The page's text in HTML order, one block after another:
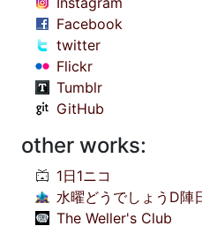
Facebook
twitter
Flickr
Tumblr
GitHub
other works:
1日1ニコ
水曜どうでしょうD陣
The Weller's Club